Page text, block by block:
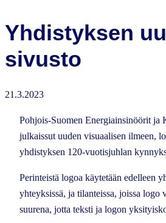
Yhdistyksen
sivusto
21.3.2023
Pohjois-Suomen Energiainsinöörit ja
julkaissut uuden visuaalisen ilmeen,
yhdistyksen 120-vuotisjuhlan
Perinteistä logoa käytetään edelleen
yhteyksissä, ja tilanteissa, joissa logo
suurena, jotta teksti ja logon